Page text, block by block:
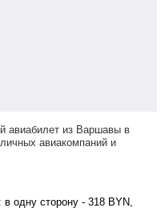
авиабилет из Варшавы в
авиакомпаний и
одну сторону - 318 BYN